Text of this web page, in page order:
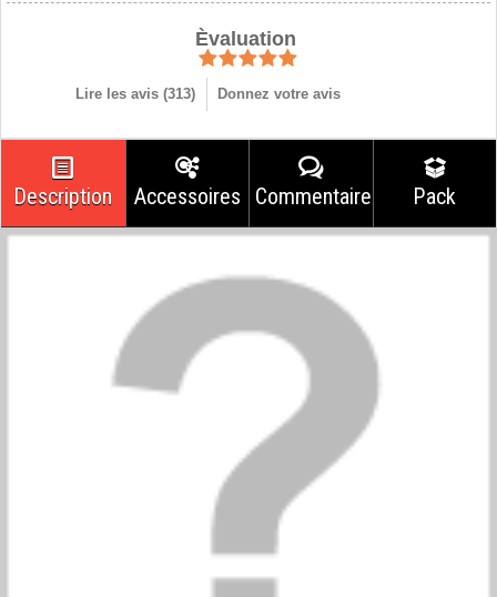
Èvaluation
Lire les avis (313) Donnez votre avis
Description Accessoires Commentaires Pack